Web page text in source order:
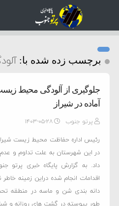
برچسب زده شده با:
جلوگیری از آلودگی محیط
آماده در شیراز
پرتو جنوب ۱۴۰۳-۰۵-۲۸
رئیس اداره حفاظت محیط زیست
در این شهرستان به علت تداوم و
داد. به گزارش پایگاه خبری پرتو
اقدامات انجام شده دراین زمینه
دانه بندی شن و ماسه در منطقه
طور پیوسته در گشت های روزانه و